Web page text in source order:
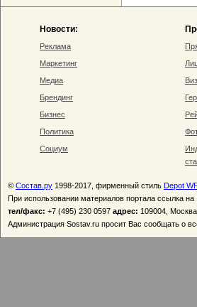
Новости:
Реклама
Маркетинг
Медиа
Брендинг
Бизнес
Политика
Социум
© Состав.ру 1998-2017, фирменный стиль Depot
При использовании материалов портала ссылка на
тел/факс: +7 (495) 230 0597 адрес: 109004,
Администрация Sostav.ru просит Вас сообщать о